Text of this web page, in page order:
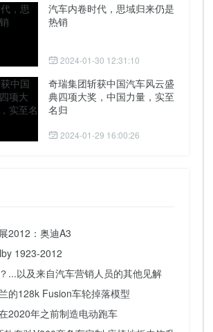
汽车内卷时代，思域归来仍是
热销
2024-01-30 12:31:10
奇瑞集团斩获中国汽车风云盛
典四项大奖，中国力量，实至
名归
2024-01-29 16:00:26
2012：奥迪A3
1923-2012
...以及来自汽车营销人员的其他见解
的128k Fusion车轮掉落模型
2020年之前制造电动跑车